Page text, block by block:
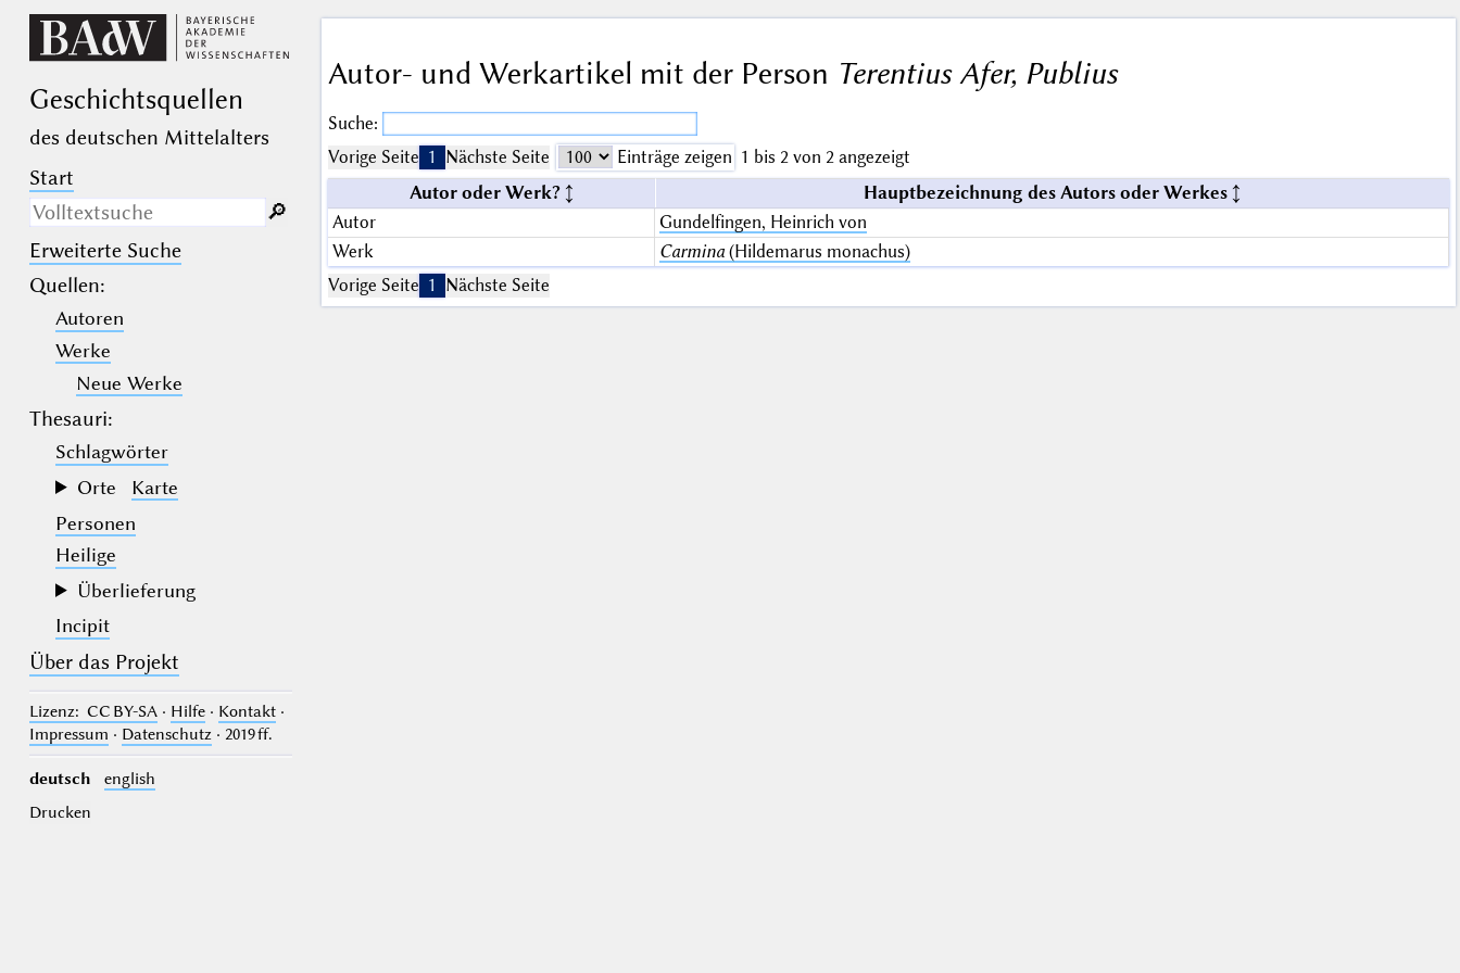
Geschichts­quellen
des deutschen Mittelalters
Start
Nur in Beschreibungs­texten
suchen
(der Unterstrich) ist Platzhalter für
genau ein Zeichen.
(das Prozentzeichen) ist Platzhalter
für kein, ein oder mehr als ein
Zeichen.
🔎︎
Erweiterte Suche
Quellen:
Autoren
Werke
Neue Werke
Thesauri:
Schlagwörter
Orte
Karte
Personen
Heilige
Überlieferung
Incipit
Über das Projekt
Lizenz: CC BY-SA· Hilfe· Kontakt·
Impressum · Datenschutz· 2019 ff.
deutsch
english
Drucken
Autor- und Werkartikel mit der Person Terentius Afer, Publius
Suche:
Vorige Seite 1 Nächste Seite Einträge zeigen 1 bis 2 von 2 angezeigt
Autor oder Werk?
Hauptbezeichnung des Autors oder Werkes
Autor
Gundelfingen, Heinrich von
Werk
Carmina(Hildemarus monachus)
Vorige Seite 1 Nächste Seite